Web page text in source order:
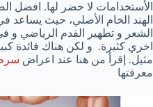
الأستخدامات لا حضر لها.
الهند الخام الأصلي، حيث يساعد
الشعر و تطهير القدم الرياضي و
اخري كثيرة. و لكن هناك فائدة
مثيل. إقرأ من هنا عند اعراض
معرفتها